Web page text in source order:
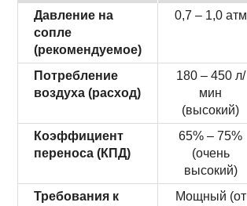
Давление на
сопле
(рекомендуемое)
0,7 – 1,0 атм
Потребление
воздуха (расход)
180 – 450 л/
мин
(высокий)
Коэффициент
переноса (КПД)
65% – 75%
(очень
высокий)
Требования к
Мощный (от